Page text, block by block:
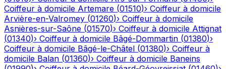
Coiffeur à domicile Artemare (01510)› Coiffeur à domicile
Arvière-en-Valromey (01260)› Coiffeur à domicile
Asnières-sur-Saône (01570)› Coiffeur à domicile Attignat
(01340)› Coiffeur à domicile Bâgé-Dommartin (01380)›
Coiffeur à domicile Bâgé-le-Châtel (01380)› Coiffeur à
domicile Balan (01360)› Coiffeur à domicile Baneins